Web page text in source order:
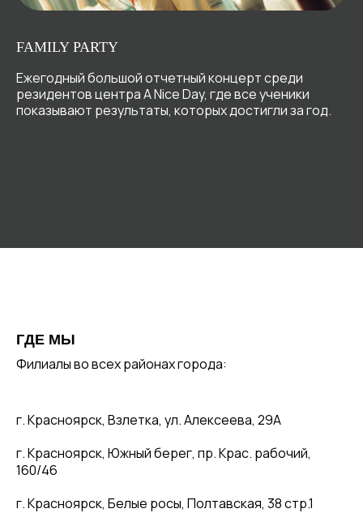
FAMILY PARTY
Ежегодный большой отчетный концерт среди
резидентов центра A Nice Day, где все ученики
показывают результаты, которых достигли за год.
ГДЕ МЫ
Филиалы во всех районах города:
г. Красноярск, Взлетка, ул. Алексеева, 29А
г. Красноярск, Южный берег, пр. Крас. рабочий,
160/46
г. Красноярск, Белые росы, Полтавская, 38 стр.1